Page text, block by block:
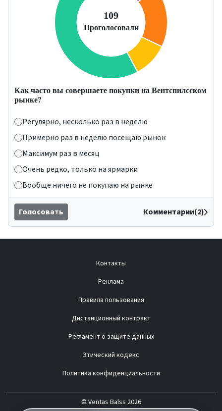
Как часто вы совершаете покупки на Вентспилсском
рынке?
Регулярно, несколько раз в неделю
Примерно раз в неделю посещаю рынок
Максимум раз в месяц
Очень редко, только на ярмарки
Вообще ничего не покупаю на рынке
Голосовать Комментарии(2)
Контакты
Реклама
Правила пользования
Дистанционный контракт
Регламент о защите данных
Этический кодекс
Политика конфиденциальности
© Ventas Balss 2026